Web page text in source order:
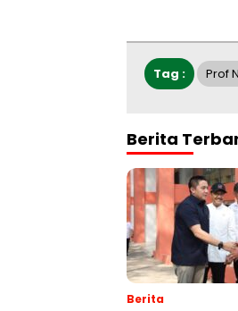
Tag : Prof
Berita
Berita